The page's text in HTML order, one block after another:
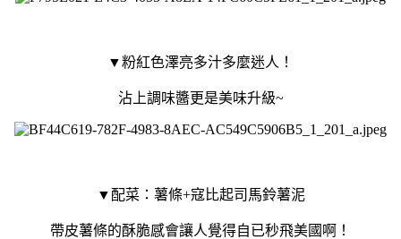
▼粉紅色澤亮多汁多麼迷人！
沾上調味醬更是美味升級~
▼配菜：薯條+寇比起司馬鈴薯泥
帶皮薯條的酥脆感會讓人覺得自已秒飛美國啊！